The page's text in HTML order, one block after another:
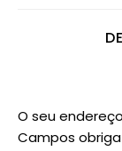
O seu
Campos